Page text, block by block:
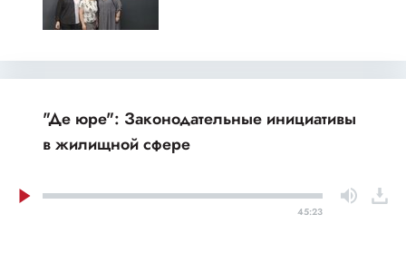
"Де юре": Законодательные инициативы
в жилищной сфере
45:23